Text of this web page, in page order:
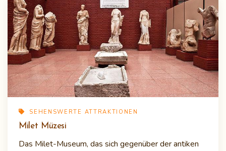
SEHENSWERTE ATTRAKTIONEN
Milet Müzesi
Das Milet-Museum, das sich gegenüber der antiken